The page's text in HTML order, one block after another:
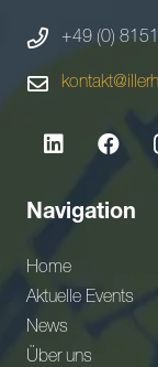
+49 (0)
Navigation
Home
Aktuelle Events
News
Über uns